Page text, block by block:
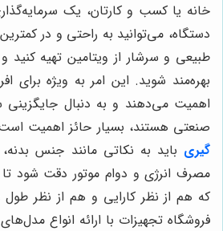
خانه یا کسب و کارتان، یک
دستگاه، می‌توانید به راحتی و در
طبیعی و سرشار از ویتامین تهیه
بهره‌مند شوید. این امر به ویژه برای
اهمیت می‌دهند و به دنبال جایگزینی
صنعتی هستند، بسیار حائز اهمیت
گیری باید به نکاتی مانند جنس
مصرف انرژی و دوام موتور دقت شود
که هم از نظر کارایی و هم از نظر
فروشگاه تجهیزات با ارائه انواع